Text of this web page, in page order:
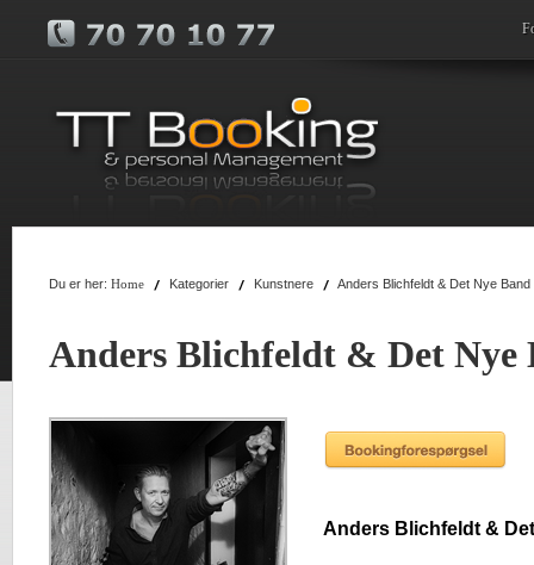
Du er her: Home Kategorier Kunstnere Anders Blichfeldt & Det Nye Band
Anders Blichfeldt & Det Nye
Anders Blichfeldt &